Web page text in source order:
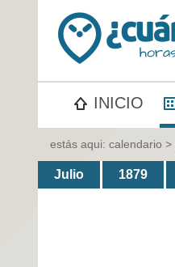
INICIO
estás aqui: calendario >
Julio 1879